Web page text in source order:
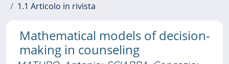
1.1 Articolo in rivista
Mathematical models of decision-
making in counseling